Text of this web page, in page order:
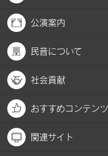
公演案内
民音について
社会貢献
おすすめコンテンツ
関連サイト